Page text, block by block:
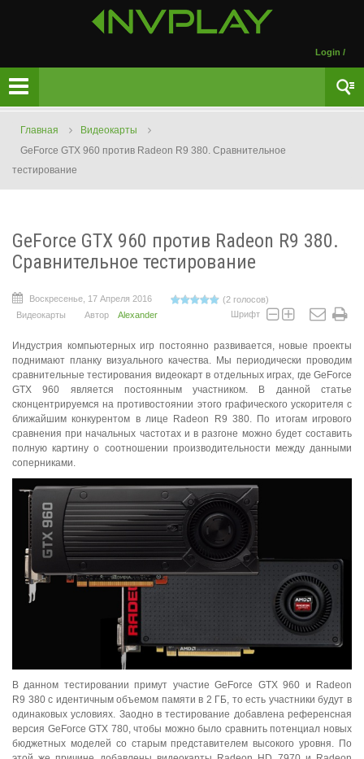
Login /
Главная
Видеокарты
GeForce GTX 960 против Radeon R9 380. Сравнительное
тестирование
GeForce GTX 960 против Radeon R9 380.
Сравнительное тестирование
Воскресенье, 17 Апреля 2016
(2 голосов)
Видеокарты
Автор Alexander Шрифт
Индустрия компьютерных игр постоянно развивается, новые проекты
поднимают планку визуального качества. Мы периодически проводим
сравнительные тестирования видеокарт в отдельных играх, где GeForce
GTX 960 является постоянным участником. В данной статье
сконцентрируемся на противостоянии этого графического ускорителя с
ближайшим конкурентом в лице Radeon R9 380. По итогам игрового
сравнения при начальных частотах и в разгоне можно будет составить
полную картину о соотношении производительности между данными
соперниками.
В данном тестировании примут участие GeForce GTX 960 и Radeon
R9 380 с идентичным объемом памяти в 2 ГБ, то есть участники будут в
одинаковых условиях. Заодно в тестирование добавлена референсная
версия GeForce GTX 780, чтобы можно было сравнить потенциал новых
бюджетных моделей со старым представителем высокого уровня. По